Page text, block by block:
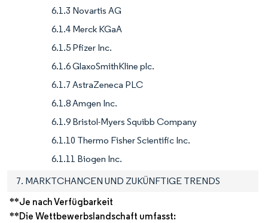
6.1.3 Novartis AG
6.1.4 Merck KGaA
6.1.5 Pfizer Inc.
6.1.6 GlaxoSmithKline plc.
6.1.7 AstraZeneca PLC
6.1.8 Amgen Inc.
6.1.9 Bristol-Myers Squibb Company
6.1.10 Thermo Fisher Scientific Inc.
6.1.11 Biogen Inc.
7. MARKTCHANCEN UND ZUKÜNFTIGE TRENDS
**Je nach Verfügbarkeit
**Die Wettbewerbslandschaft umfasst: